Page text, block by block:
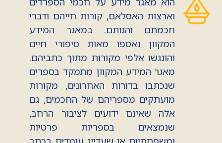
וארצות האסלאם, קורות חייהם ודברי
חכמתם והגותם. במאגר המידע
המקוון נאספו מאות סיפורי חיים
והונגשו אלפי מקורות מתוך כתביהם.
מאגר המידע המקוון מתמקד בספרים
שנכתבו בדורות האחרונים, מקורות
מועתקים מספריהם של החכמים, גם
אלה שאינם ידועים לציבור הרחב,
שנמצאים בספריות פרטיות